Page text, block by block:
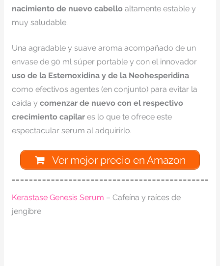
nacimiento de nuevo cabelloaltamente estable y
muy saludable.
Una agradable y suave aroma acompañado de un
envase de 90 ml súper portable y con el innovador
uso de la Estemoxidina y de la Neohesperidina
como efectivos agentes (en conjunto) para evitar la
caída y comenzar de nuevo con el respectivo
crecimiento capilares lo que te ofrece este
espectacular serum al adquirirlo.
Ver mejor precio en Amazon
Kerastase Genesis Serum – Cafeína y raíces de
jengibre